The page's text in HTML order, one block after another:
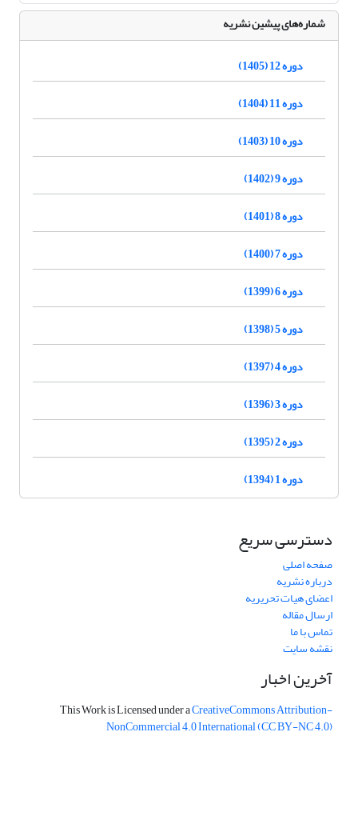
شماره‌های پیشین نشریه
دوره 12 (1405)
دوره 11 (1404)
دوره 10 (1403)
دوره 9 (1402)
دوره 8 (1401)
دوره 7 (1400)
دوره 6 (1399)
دوره 5 (1398)
دوره 4 (1397)
دوره 3 (1396)
دوره 2 (1395)
دوره 1 (1394)
دسترسی سریع
صفحه اصلی
درباره نشریه
اعضای هیات تحریریه
ارسال مقاله
تماس با ما
نقشه سایت
آخرین اخبار
This Work is Licensed under aCreativeCommonsAttribution-
NonCommercial 4.0 International(CC BY-NC 4.0)